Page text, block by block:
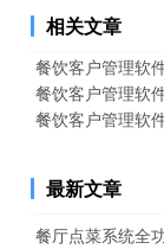
相关文章
餐饮客户管理软
餐饮客户管理软
餐饮客户管理软
最新文章
餐厅点菜系统全